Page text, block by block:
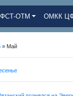
ОТМ ОМКК
» Май